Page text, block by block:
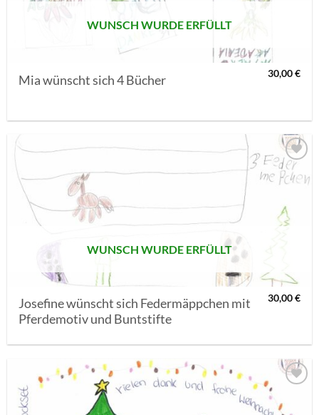
WUNSCH WURDE ERFÜLLT
Mia wünscht sich 4 Bücher 30,00€
AUF MEINE
MERKLISTE
WUNSCH WURDE ERFÜLLT
Josefine wünscht sich Federmäppchen mit
Pferdemotiv und Buntstifte
30,00€
AUF MEINE
MERKLISTE